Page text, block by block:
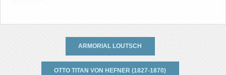
ARMORIAL LOUTSCH
OTTO TITAN VON HEFNER (1827-1870)